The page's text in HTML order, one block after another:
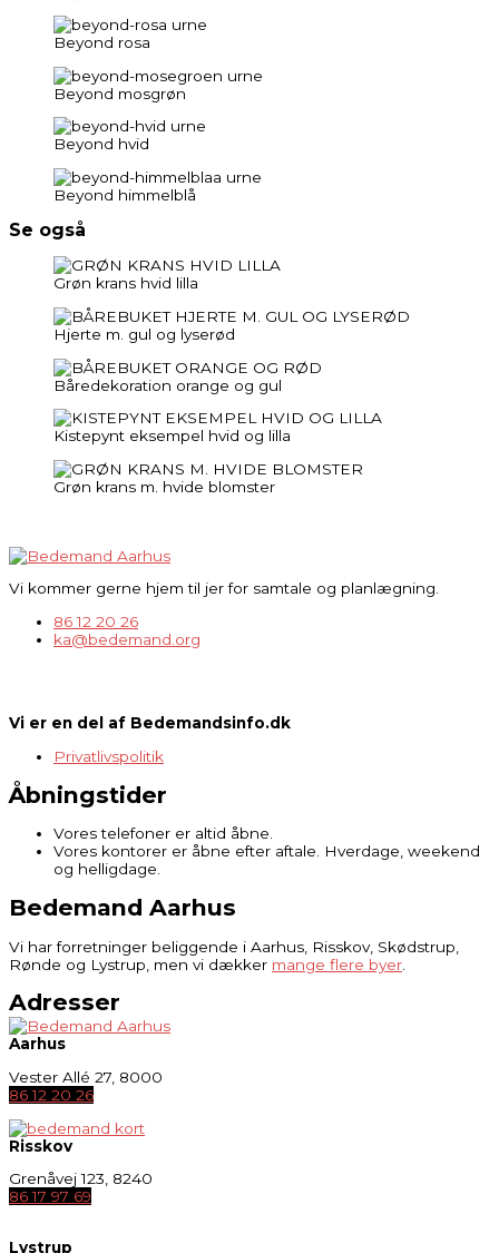
Beyond rosa
Beyond mosgrøn
Beyond hvid
Beyond himmelblå
Se også
Grøn krans hvid lilla
Hjerte m. gul og lyserød
Båredekoration orange og gul
Kistepynt eksempel hvid og lilla
Grøn krans m. hvide blomster
Vi kommer gerne hjem til jer for samtale og planlægning.
86 12 20 26
ka@bedemand.org
Vi er en del af Bedemandsinfo.dk
Privatlivspolitik
Åbningstider
Vores telefoner er altid åbne.
Vores kontorer er åbne efter aftale. Hverdage, weekend
og helligdage.
Bedemand Aarhus
Vi har forretninger beliggende i Aarhus, Risskov, Skødstrup,
Rønde og Lystrup, men vi dækker mange flere byer
Adresser
Aarhus
Vester Allé 27, 8000
86 12 20 26
Risskov
Grenåvej 123, 8240
86 17 97 69
Lystrup